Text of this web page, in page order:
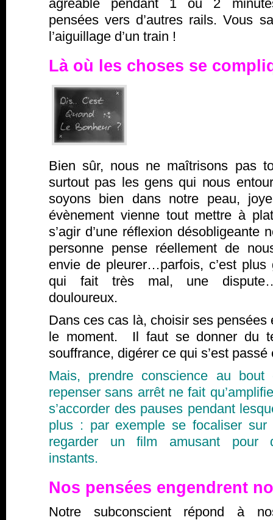
agréable pendant 1 ou 2
pensées vers d’autres rails. Vous
l’aiguillage d’un train !
Là où les choses se
Bien sûr, nous ne maîtrisons pas
surtout pas les gens qui nous
soyons bien dans notre peau,
évènement vienne tout mettre à
s’agir d’une réflexion désobligeante
personne pense réellement de
envie de pleurer…parfois, c’est
qui fait très mal, une
douloureux.
Dans ces cas là, choisir ses pensées
le moment. Il faut se donner du
souffrance, digérer ce qui s’est passé
Mais, prendre conscience au bout
repenser sans arrêt ne fait
s’accorder des pauses pendant
plus : par exemple se focaliser
regarder un film amusant pour
instants.
Nos pensées engendrent
Notre subconscient répond à